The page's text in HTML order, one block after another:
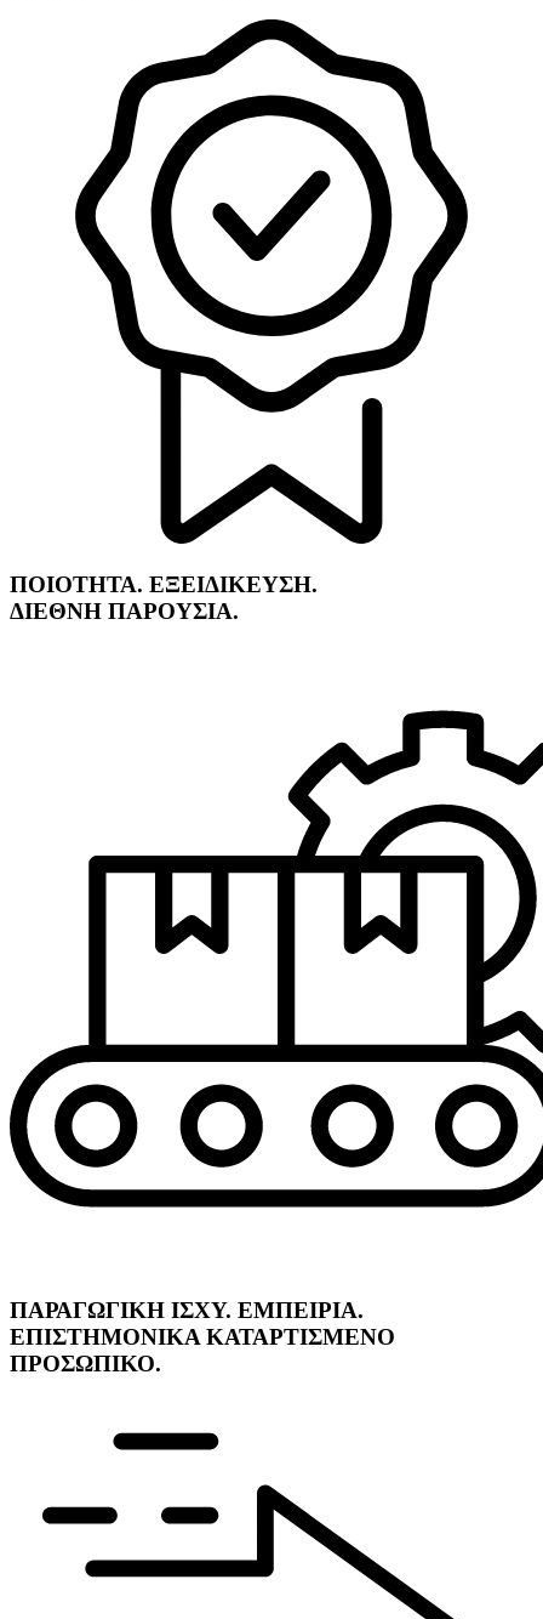
ΠΟΙΟΤΗΤΑ. ΕΞΕΙΔΙΚΕΥΣΗ.
ΔΙΕΘΝΗ ΠΑΡΟΥΣΙΑ.
ΠΑΡΑΓΩΓΙΚΗ ΙΣΧΥ. ΕΜΠΕΙΡΙΑ.
ΕΠΙΣΤΗΜΟΝΙΚΑ ΚΑΤΑΡΤΙΣΜΕΝΟ
ΠΡΟΣΩΠΙΚΟ.